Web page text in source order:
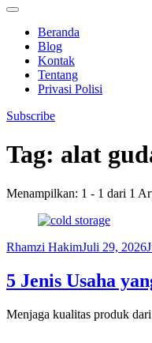
Enter)
Beranda
Blog
Kontak
Tentang
Privasi Polisi
Subscribe
Tag: alat
Menampilkan: 1 - 1 dari 1
Rhamzi HakimJuli 29, 2026
5 Jenis Usaha
Menjaga kualitas produk